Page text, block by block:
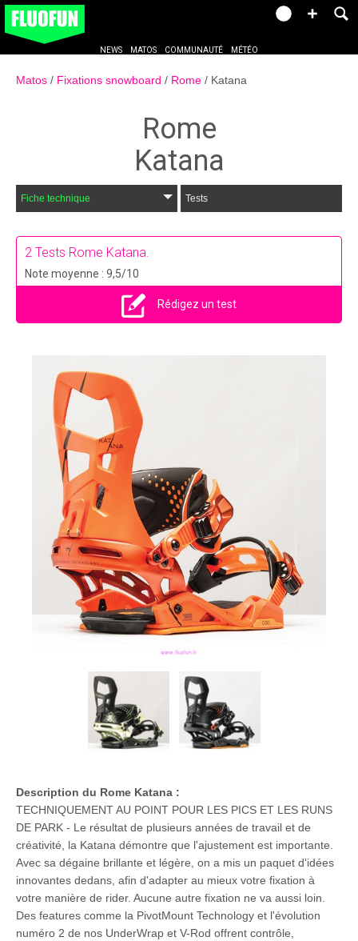
NEWS MATOS COMMUNAUTÉ MÉTÉO
Matos Fixations snowboard Rome Katana
Rome
Katana
Fiche technique Tests
2 Tests Rome Katana.
Note moyenne : 9,5/10
Rédigez un test
Description du Rome Katana :
TECHNIQUEMENT AU POINT POUR LES PICS ET LES RUNS
DE PARK - Le résultat de plusieurs années de travail et de
créativité, la Katana démontre que l'ajustement est importante.
Avec sa dégaine brillante et légère, on a mis un paquet d'idées
innovantes dedans, afin d'adapter au mieux votre fixation à
votre manière de rider. Aucune autre fixation ne va aussi loin.
Des features comme la PivotMount Technology et l'évolution
numéro 2 de nos UnderWrap et V-Rod offrent contrôle,